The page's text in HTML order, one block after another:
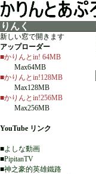
りんく
新しい窓で開きます
アップローダー
■かりんとin! 64MB
Max64MB
■かりんとin!128MB
Max128MB
■かりんとin!256MB
Max256MB
YouTube リンク
■よしな動画
■PipitanTV
■神之豪的英雄鐵路